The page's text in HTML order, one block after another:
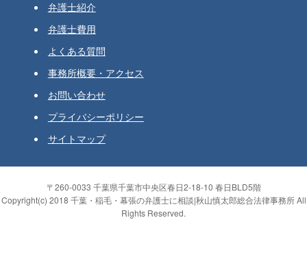
弁護士紹介
弁護士費用
よくある質問
事務所概要・アクセス
お問い合わせ
プライバシーポリシー
サイトマップ
〒260-0033 千葉県千葉市中央区春日2-18-10 春日BLD5階
Copyright(c) 2018 千葉・稲毛・幕張の弁護士に相談|秋山慎太郎総合法律事務所 All
Rights Reserved.